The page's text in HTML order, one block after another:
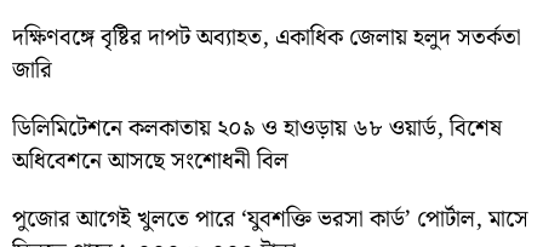
দক্ষিণবঙ্গে বৃষ্টির দাপট অব্যাহত, একাধিক জেলায় হলুদ সতর্কতা
জারি
ডিলিমিটেশনে কলকাতায় ২০৯ ও হাওড়ায় ৬৮ ওয়ার্ড, বিশেষ
অধিবেশনে আসছে সংশোধনী বিল
পুজোর আগেই খুলতে পারে ‘যুবশক্তি ভরসা কার্ড’ পোর্টাল, মাসে